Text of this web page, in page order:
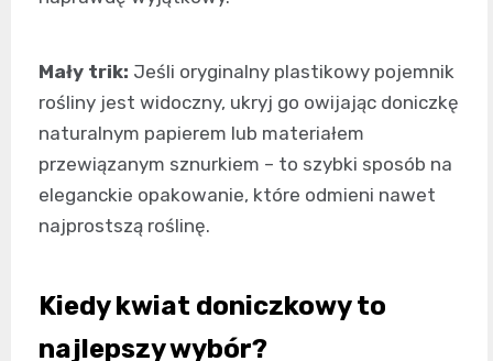
Mały trik: Jeśli oryginalny plastikowy pojemnik
rośliny jest widoczny, ukryj go owijając doniczkę
naturalnym papierem lub materiałem
przewiązanym sznurkiem – to szybki sposób na
eleganckie opakowanie, które odmieni nawet
najprostszą roślinę.
Kiedy kwiat doniczkowy to
najlepszy wybór?